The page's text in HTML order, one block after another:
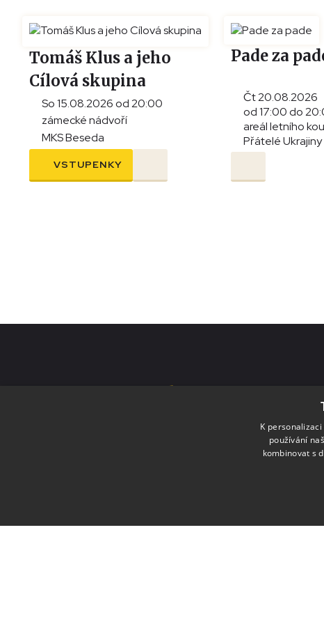
Tomáš Klus a jeho
Cílová skupina
So 15.08.2026 od 20:00
zámecké nádvoří
MKS Beseda
VSTUPENKY
Pade za
Čt 20.08.2026
od 17:00 do
areál letního
Přátelé Ukrajiny
MKS Beseda
Moravské Budějovice
K
používání
kombinovat s